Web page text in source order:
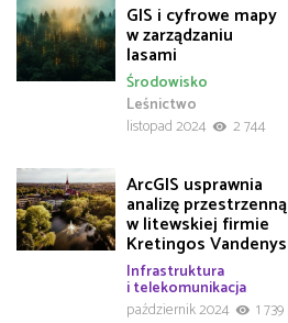
GIS i cyfrowe mapy
w zarządzaniu
lasami
Leśnictwo
Środowisko
listopad 2024
2 744
ArcGIS usprawnia
analizę przestrzenną
w litewskiej firmie
Kretingos Vandenys
Infrastruktura
i telekomunikacja
październik 2024
1 739